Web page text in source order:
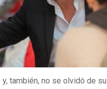
también, no se olvidó de